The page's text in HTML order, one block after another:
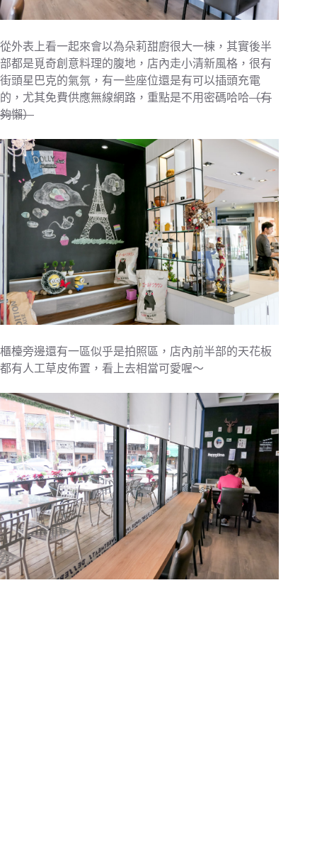
從外表上看一起來會以為朵莉甜廚很大一棟，其實後半
部都是覓奇創意料理的腹地，店內走小清新風格，很有
街頭星巴克的氣氛，有一些座位還是有可以插頭充電
的，尤其免費供應無線網路，重點是不用密碼哈哈（有
夠懶）
櫃檯旁邊還有一區似乎是拍照區，店內前半部的天花板
都有人工草皮佈置，看上去相當可愛喔～